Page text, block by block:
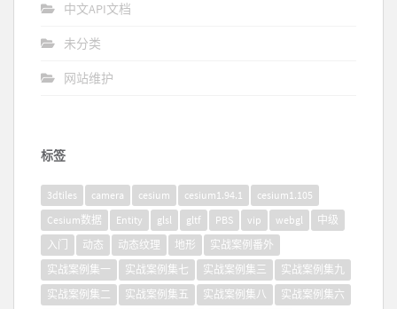
中文API文档
未分类
网站维护
标签
3dtiles camera cesium cesium1.94.1
cesium1.105
Cesium数据
Entity glsl gltf PBS vip webgl
中级
入门
动态 动态纹理 地形
实战案例番外
实战案例集一
实战案例集七 实战案例集三
实战案例集九
实战案例集二
实战案例集五 实战案例集八
实战案例集六